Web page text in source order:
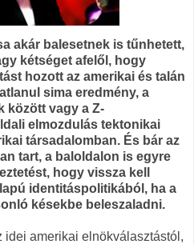
akár balesetnek is tűnhetett,
kétséget afelől, hogy
hozott az amerikai és talán
sima eredmény, a
között vagy a Z-
elmozdulás tektonikai
társadalomban. És bár az
tart, a baloldalon is egyre
hogy vissza kell
identitáspolitikából, ha a
késekbe beleszaladni.
idei amerikai elnökválasztástól,